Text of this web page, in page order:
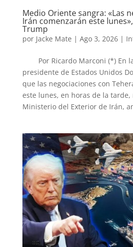
Medio Oriente sangra: «Las
Irán comenzarán este
Trump
por Jacke Mate | Ago 3, 2026|
Por Ricardo Marconi (*) En
presidente de Estados Unidos
que las negociaciones con
este lunes, en horas de la
Ministerio del Exterior de Irán,